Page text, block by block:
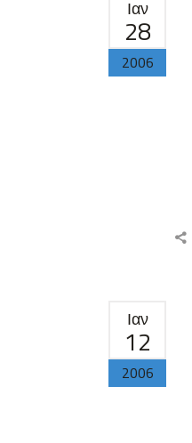
Ιαν
28
2006
Ιαν
12
2006